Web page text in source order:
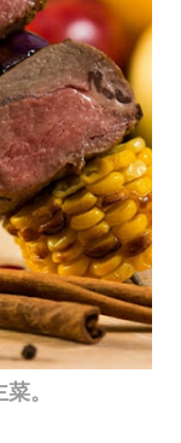
。